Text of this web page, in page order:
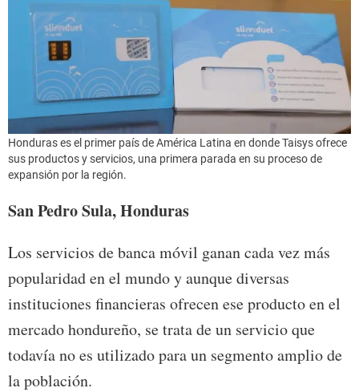
Honduras es el primer país de América Latina en donde Taisys ofrece
sus productos y servicios, una primera parada en su proceso de
expansión por la región.
San Pedro Sula, Honduras
Los servicios de banca móvil ganan cada vez más
popularidad en el mundo y aunque diversas
instituciones financieras ofrecen ese producto en el
mercado hondureño, se trata de un servicio que
todavía no es utilizado para un segmento amplio de
la población.